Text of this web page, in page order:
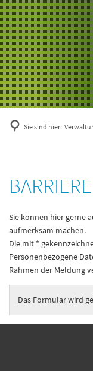
Sie sind hier:
Barriere
Sie können hier gerne
aufmerksam machen.
Die mit *
Personenbezogene
Rahmen der Meldung
Das Formular wird